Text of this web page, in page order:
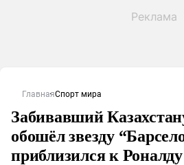
ГлавнаяСпорт мира
Забивавший
обошёл звезду
приблизился к Роналду